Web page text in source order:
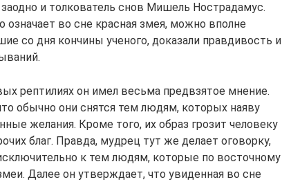
и толкователь снов Мишель Нострадамус.
означает во сне красная змея, можно вполне
со дня кончины ученого, доказали правдивость и
рептилиях он имел весьма предвзятое мнение.
обычно они снятся тем людям, которых наяву
желания. Кроме того, их образ грозит человеку
благ. Правда, мудрец тут же делает оговорку,
к тем людям, которые по восточному
Далее он утверждает, что увиденная во сне